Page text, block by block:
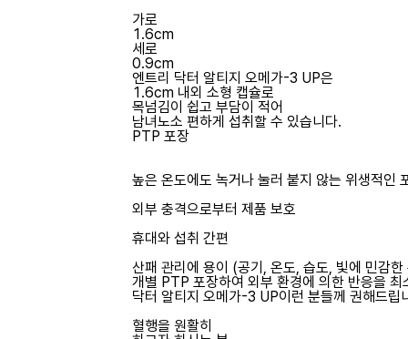
가로
1.6cm
세로
0.9cm
엔트리 닥터 알티지 오메가-3 UP은
1.6cm 내외 소형 캡슐로
목넘김이 쉽고 부담이 적어
남녀노소 편하게 섭취할 수 있습니다.
PTP 포장
높은 온도에도 녹거나 눌러 붙지 않는 위생적인
외부 충격으로부터 제품 보호
휴대와 섭취 간편
산패 관리에 용이 (공기, 온도, 습도, 빛에 민감한
개별 PTP 포장하여 외부 환경에 의한 반응을 최
닥터 알티지 오메가-3 UP이런 분들께 권해드립
혈행을 원활히